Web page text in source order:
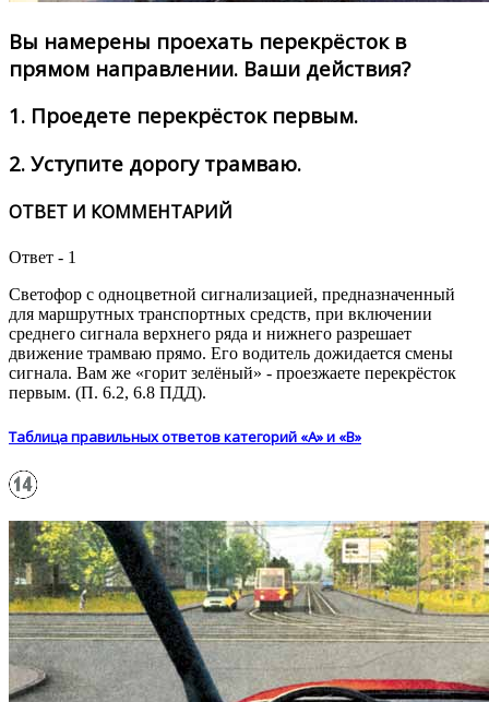
Вы намерены проехать перекрёсток в
прямом направлении. Ваши действия?
1. Проедете перекрёсток первым.
2. Уступите дорогу трамваю.
ОТВЕТ И КОММЕНТАРИЙ
Ответ - 1
Светофор с одноцветной сигнализацией, предназначенный
для маршрутных транспортных средств, при включении
среднего сигнала верхнего ряда и нижнего разрешает
движение трамваю прямо. Его водитель дожидается смены
сигнала. Вам же «горит зелёный» - проезжаете перекрёсток
первым. (П. 6.2, 6.8 ПДД).
Таблица правильных ответов категорий «А» и «В»